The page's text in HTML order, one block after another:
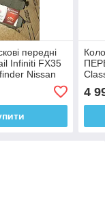
передні
Infiniti FX35
Nissan
4